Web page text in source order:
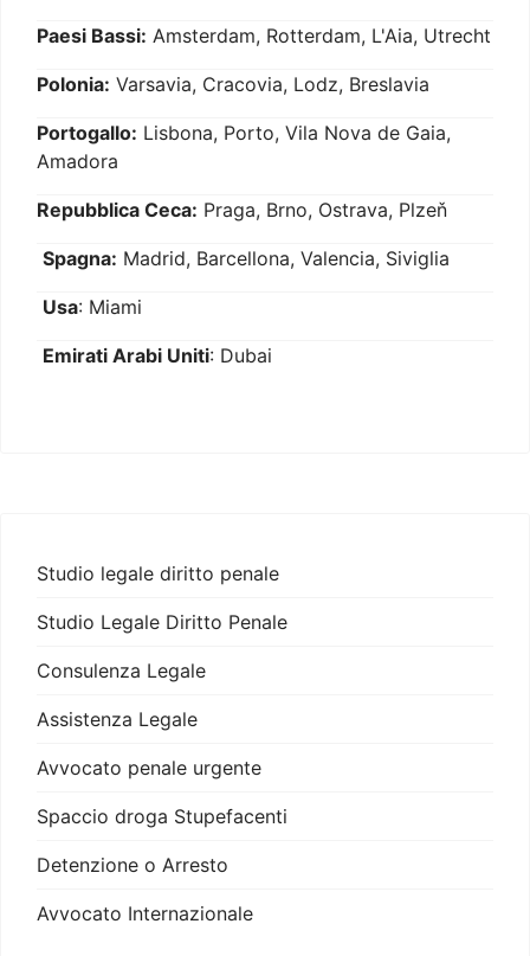
Paesi Bassi: Amsterdam, Rotterdam, L'Aia, Utrecht
Polonia: Varsavia, Cracovia, Lodz, Breslavia
Portogallo: Lisbona, Porto, Vila Nova de Gaia,
Amadora
Repubblica Ceca: Praga, Brno, Ostrava, Plzeň
Spagna: Madrid, Barcellona, Valencia, Siviglia
Usa: Miami
Emirati Arabi Uniti: Dubai
Studio legale diritto penale
Studio Legale Diritto Penale
Consulenza Legale
Assistenza Legale
Avvocato penale urgente
Spaccio droga Stupefacenti
Detenzione o Arresto
Avvocato Internazionale